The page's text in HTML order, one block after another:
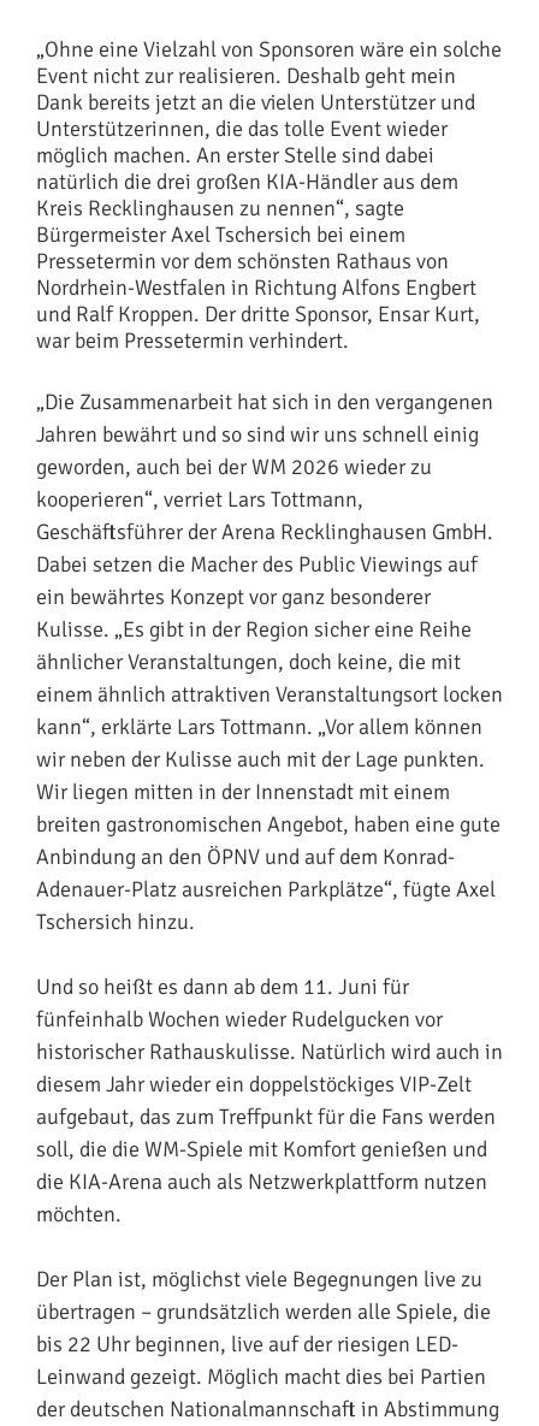
„Ohne eine Vielzahl von Sponsoren wäre ein solche
Event nicht zur realisieren. Deshalb geht mein
Dank bereits jetzt an die vielen Unterstützer und
Unterstützerinnen, die das tolle Event wieder
möglich machen. An erster Stelle sind dabei
natürlich die drei großen KIA-Händler aus dem
Kreis Recklinghausen zu nennen“, sagte
Bürgermeister Axel Tschersich bei einem
Pressetermin vor dem schönsten Rathaus von
Nordrhein-Westfalen in Richtung Alfons Engbert
und Ralf Kroppen. Der dritte Sponsor, Ensar Kurt,
war beim Pressetermin verhindert.
„Die Zusammenarbeit hat sich in den vergangenen
Jahren bewährt und so sind wir uns schnell einig
geworden, auch bei der WM 2026 wieder zu
kooperieren“, verriet Lars Tottmann,
Geschäftsführer der Arena Recklinghausen GmbH.
Dabei setzen die Macher des Public Viewings auf
ein bewährtes Konzept vor ganz besonderer
Kulisse. „Es gibt in der Region sicher eine Reihe
ähnlicher Veranstaltungen, doch keine, die mit
einem ähnlich attraktiven Veranstaltungsort locken
kann“, erklärte Lars Tottmann. „Vor allem können
wir neben der Kulisse auch mit der Lage punkten.
Wir liegen mitten in der Innenstadt mit einem
breiten gastronomischen Angebot, haben eine gute
Anbindung an den ÖPNV und auf dem Konrad-
Adenauer-Platz ausreichen Parkplätze“, fügte Axel
Tschersich hinzu.
Und so heißt es dann ab dem 11. Juni für
fünfeinhalb Wochen wieder Rudelgucken vor
historischer Rathauskulisse. Natürlich wird auch in
diesem Jahr wieder ein doppelstöckiges VIP-Zelt
aufgebaut, das zum Treffpunkt für die Fans werden
soll, die die WM-Spiele mit Komfort genießen und
die KIA-Arena auch als Netzwerkplattform nutzen
möchten.
Der Plan ist, möglichst viele Begegnungen live zu
übertragen – grundsätzlich werden alle Spiele, die
bis 22 Uhr beginnen, live auf der riesigen LED-
Leinwand gezeigt. Möglich macht dies bei Partien
der deutschen Nationalmannschaft in Abstimmung